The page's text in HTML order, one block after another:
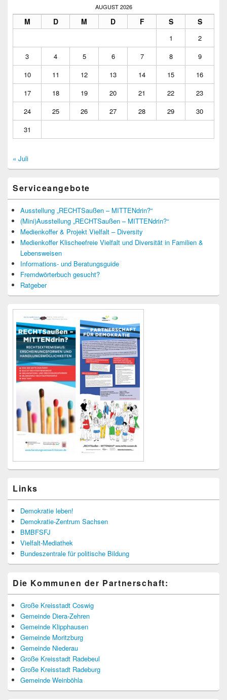
AUGUST 2026
M D M D F S S
1
2
3
4 5 6 7 8
9
10
11 12 13 14 15
16
17
18 19 20 21 22
23
24
25 26 27 28 29
30
31
« Juli
Serviceangebote
Ausstellung „RECHTSaußen – MITTENdrin?“
(Mini)Ausstellung „RECHTSaußen – MITTENdrin?“
Medienkoffer & Projekt Vielfalt – Diversity
Medienkoffer Klischeefreie Vielfalt und Diversität in Familien &
Lebensweisen
Informations- und Beratungsguide
Fremdwörterbuch gesucht?
Ratgeber
Links
Demokratie leben!
Demokratie-Zentrum Sachsen
BMBFSFJ
Vielfalt-Mediathek
Bundeszentrale für politische Bildung
Die Kommunen der Partnerschaft:
Große Kreisstadt Coswig
Gemeinde Diera-Zehren
Gemeinde Klipphausen
Gemeinde Moritzburg
Gemeinde Niederau
Große Kreisstadt Radebeul
Große Kreisstadt Radeburg
Gemeinde Weinböhla